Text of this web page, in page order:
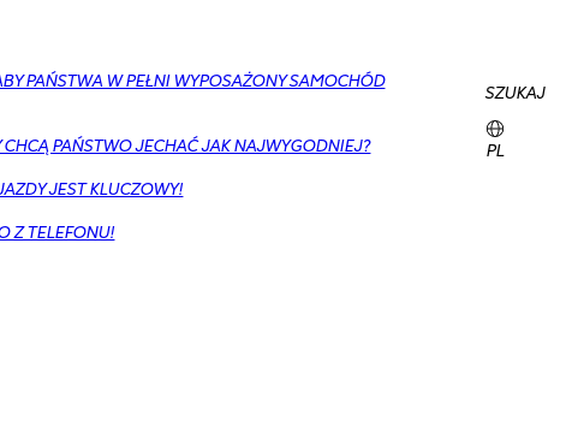
PAŃSTWA W PEŁNI WYPOSAŻONY SAMOCHÓD
PAŃSTWO JECHAĆ JAK NAJWYGODNIEJ?
JEST KLUCZOWY!
Z TELEFONU!
SZUKAJ
PL